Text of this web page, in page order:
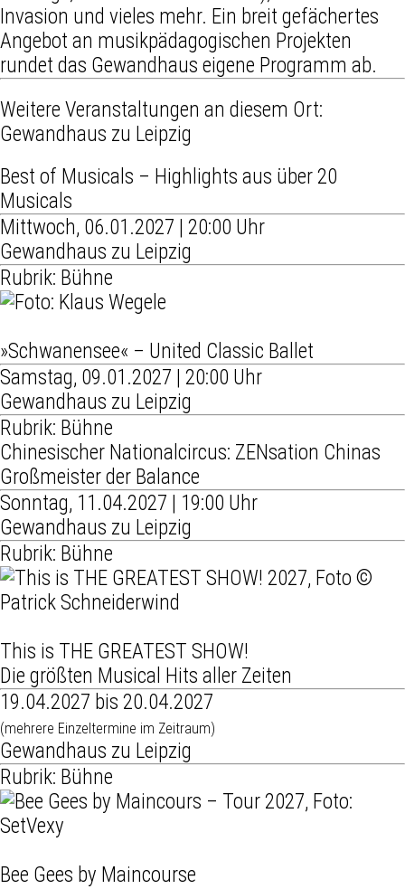
Invasion und vieles mehr. Ein breit gefächertes
Angebot an musikpädagogischen Projekten
rundet das Gewandhaus eigene Programm ab.
Weitere Veranstaltungen an diesem Ort:
Gewandhaus zu Leipzig
Best of Musicals – Highlights aus über 20
Musicals
Mittwoch, 06.01.2027 | 20:00 Uhr
Gewandhaus zu Leipzig
Rubrik: Bühne
»Schwanensee« – United Classic Ballet
Samstag, 09.01.2027 | 20:00 Uhr
Gewandhaus zu Leipzig
Rubrik: Bühne
Chinesischer Nationalcircus: ZENsation Chinas
Großmeister der Balance
Sonntag, 11.04.2027 | 19:00 Uhr
Gewandhaus zu Leipzig
Rubrik: Bühne
This is THE GREATEST SHOW!
Die größten Musical Hits aller Zeiten
19.04.2027 bis 20.04.2027
(mehrere Einzeltermine im Zeitraum)
Gewandhaus zu Leipzig
Rubrik: Bühne
Bee Gees by Maincourse